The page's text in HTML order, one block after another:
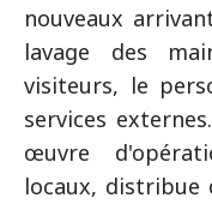
nouveaux
lavage des
visiteurs, le
services
œuvre
locaux, distribue